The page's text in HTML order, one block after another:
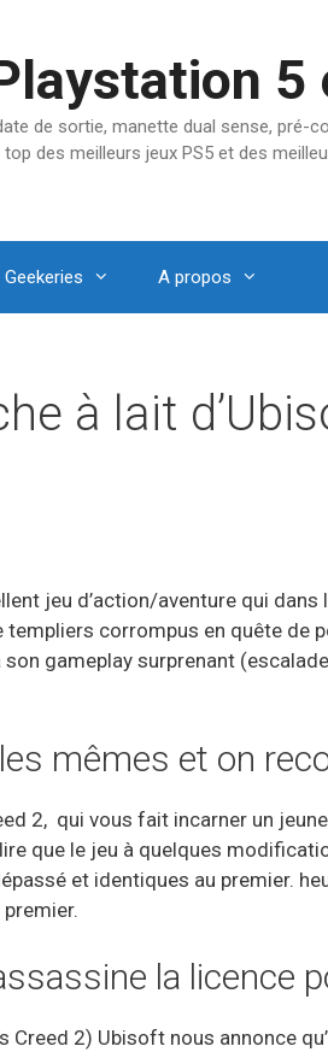
5
de sortie, manette dual sense, pré-
des meilleurs jeux PS5 et des
Geekeries A propos
à lait
jeu d’action/aventure qui
templiers corrompus en quête de
gameplay surprenant
mêmes et on
2, qui vous fait incarner un
que le jeu à quelques
et identiques au premier.
la licence
Creed 2) Ubisoft nous annonce